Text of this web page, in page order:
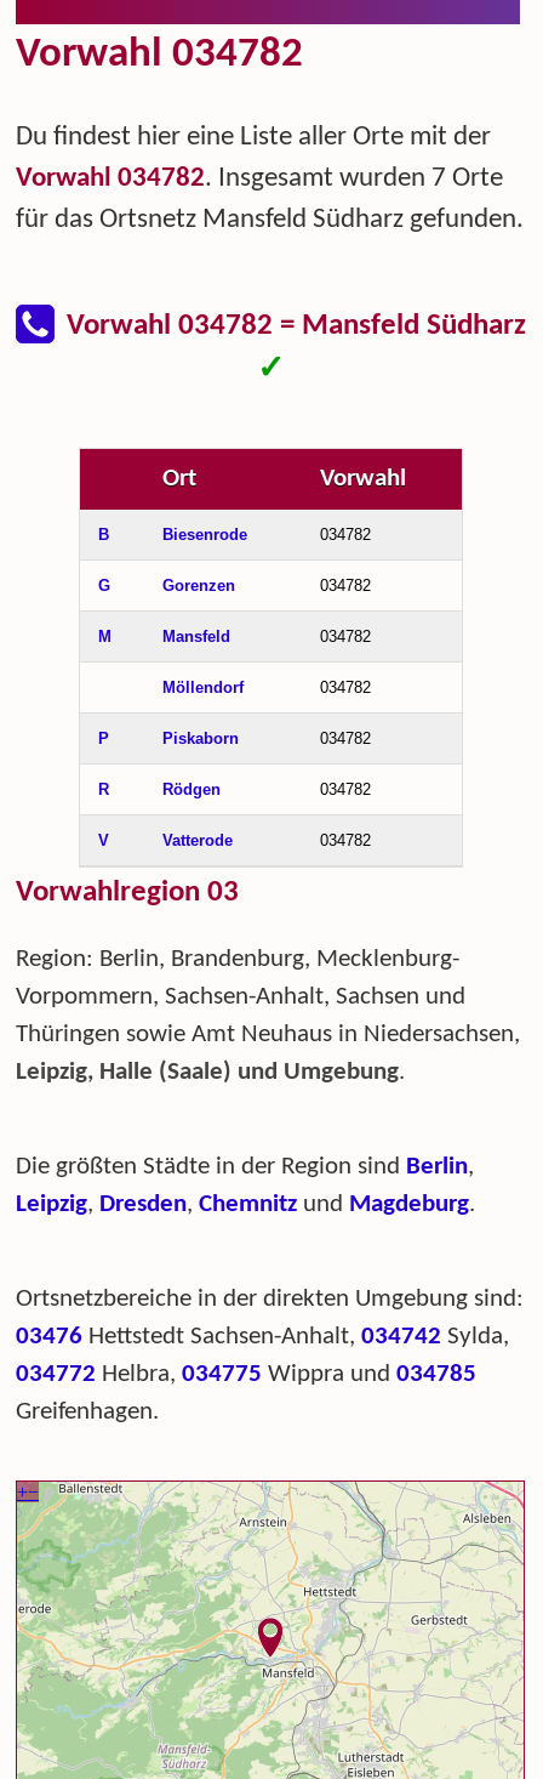
Vorwahl 034782
Du findest hier eine Liste aller Orte mit der
Vorwahl 034782. Insgesamt wurden 7 Orte
für das Ortsnetz Mansfeld Südharz gefunden.
Vorwahl 034782 = Mansfeld Südharz
✓
Ort Vorwahl
B Biesenrode 034782
G Gorenzen 034782
M Mansfeld 034782
Möllendorf 034782
P Piskaborn 034782
R Rödgen 034782
V Vatterode 034782
Vorwahlregion 03
Region: Berlin, Brandenburg, Mecklenburg-
Vorpommern, Sachsen-Anhalt, Sachsen und
Thüringen sowie Amt Neuhaus in Niedersachsen,
Leipzig, Halle (Saale) und Umgebung.
Die größten Städte in der Region sind Berlin,
Leipzig, Dresden,Chemnitz und Magdeburg.
Ortsnetzbereiche in der direkten Umgebung sind:
03476 Hettstedt Sachsen-Anhalt,034742 Sylda,
034772 Helbra,034775 Wippra und034785
Greifenhagen.